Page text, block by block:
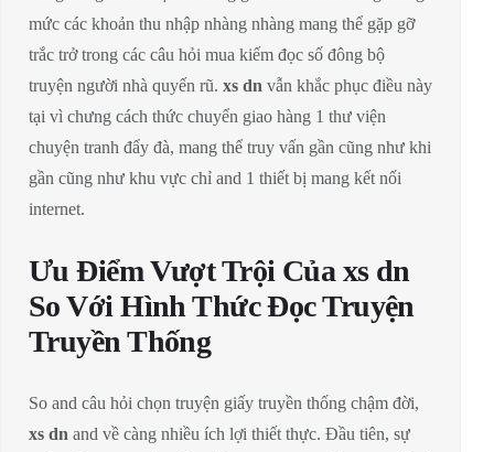
mức các khoản thu nhập nhàng nhàng mang thể gặp gỡ
trắc trở trong các câu hỏi mua kiếm đọc số đông bộ
truyện người nhà quyến rũ. xs dn vẫn khắc phục điều này
tại vì chưng cách thức chuyển giao hàng 1 thư viện
chuyện tranh đẩy đà, mang thể truy vấn gần cũng như khi
gần cũng như khu vực chỉ and 1 thiết bị mang kết nối
internet.
Ưu Điểm Vượt Trội Của xs dn
So Với Hình Thức Đọc Truyện
Truyền Thống
So and câu hỏi chọn truyện giấy truyền thống chậm đời,
xs dn and về càng nhiều ích lợi thiết thực. Đầu tiên, sự